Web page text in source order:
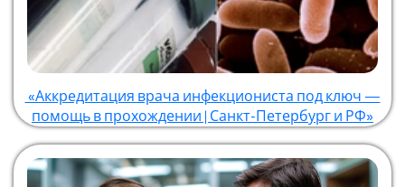
«Аккредитация врача инфекциониста под ключ —
помощь в прохождении | Санкт-Петербург и РФ»